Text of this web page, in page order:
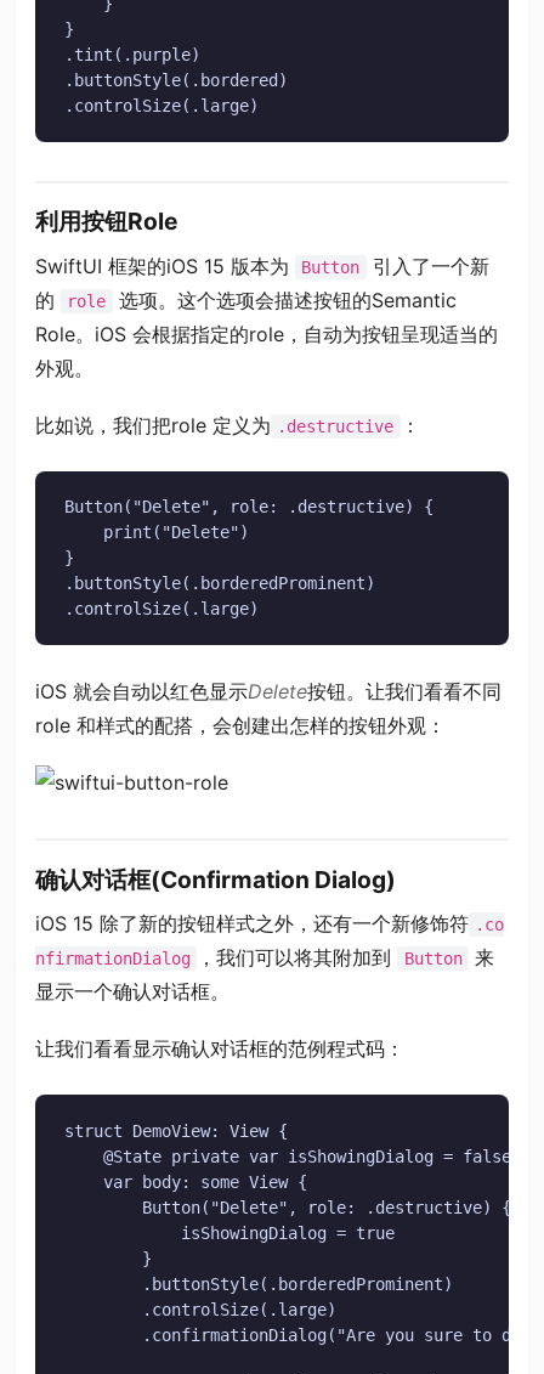
}
.tint(.purple)
.buttonStyle(.bordered)
.controlSize(.large)
利用按钮Role
SwiftUI 框架的iOS 15 版本为 Button
引入了一个新
的
role
选项。这个选项会描述按钮的Semantic
Role。iOS 会根据指定的role，自动为按钮呈现适当的
外观。
比如说，我们把role 定义为 .destructive ：
Button("Delete", role: .destructive) {
    print("Delete")
}
.buttonStyle(.borderedProminent)
.controlSize(.large)
iOS 就会自动以红色显示Delete按钮。让我们看看不同
role 和样式的配搭，会创建出怎样的按钮外观：
确认对话框(Confirmation Dialog)
iOS 15 除了新的按钮样式之外，还有一个新修饰符 .co
nfirmationDialog
，我们可以将其附加到 Button
来
显示一个确认对话框。
让我们看看显示确认对话框的范例程式码：
struct DemoView: View {
    @State private var isShowingDialog = false
    var body: some View {
        Button("Delete", role: .destructive) {
            isShowingDialog = true
        }
        .buttonStyle(.borderedProminent)
        .controlSize(.large)
.confirmationDialog("Are you sure to